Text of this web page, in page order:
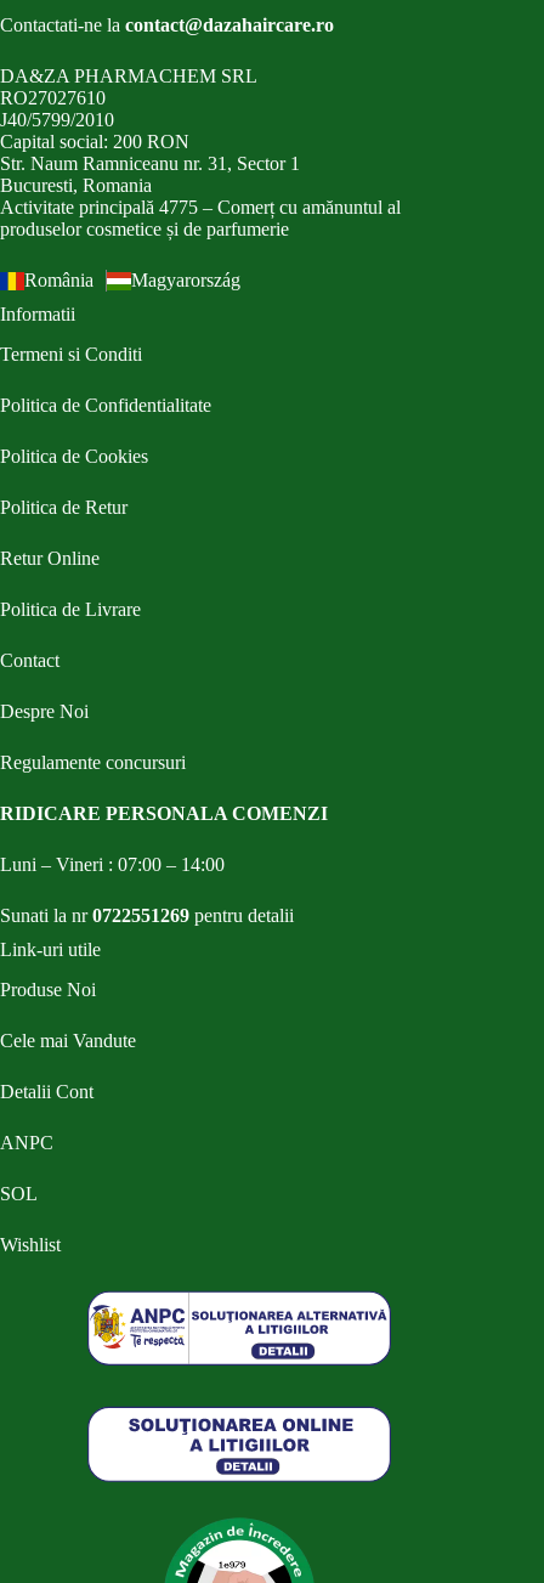
Contactati-ne la contact@dazahaircare.ro
DA&ZA PHARMACHEM SRL
RO27027610
J40/5799/2010
Capital social: 200 RON
Str. Naum Ramniceanu nr. 31, Sector 1
Bucuresti, Romania
Activitate principală 4775 – Comerț cu amănuntul al
produselor cosmetice și de parfumerie
România
Magyarország
Informatii
Termeni si Conditi
Politica de Confidentialitate
Politica de Cookies
Politica de Retur
Retur Online
Politica de Livrare
Contact
Despre Noi
Regulamente concursuri
RIDICARE PERSONALA COMENZI
Luni – Vineri : 07:00 – 14:00
Sunati la nr0722551269 pentru detalii
Link-uri utile
Produse Noi
Cele mai Vandute
Detalii Cont
ANPC
SOL
Wishlist